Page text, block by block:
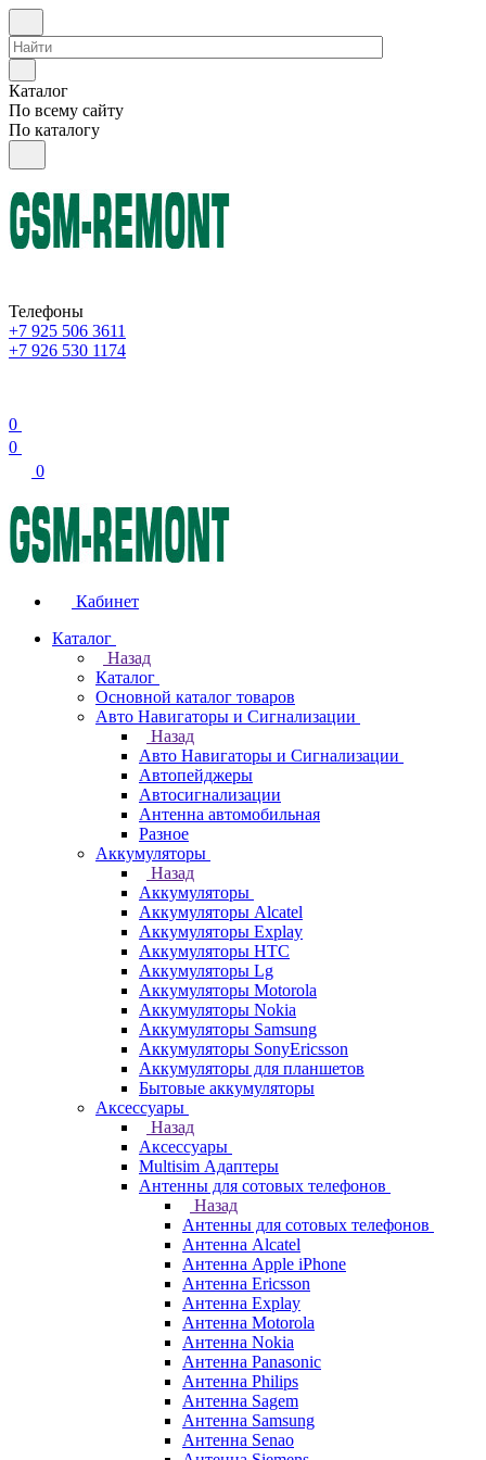
Каталог
По всему сайту
По каталогу
Телефоны
+7 925 506 3611
+7 926 530 1174
0
0
0
Кабинет
Каталог
Назад
Каталог
Основной каталог товаров
Авто Навигаторы и Сигнализации
Назад
Авто Навигаторы и Сигнализации
Автопейджеры
Автосигнализации
Антенна автомобильная
Разное
Аккумуляторы
Назад
Аккумуляторы
Аккумуляторы Alcatel
Аккумуляторы Explay
Аккумуляторы HTC
Аккумуляторы Lg
Аккумуляторы Motorola
Аккумуляторы Nokia
Аккумуляторы Samsung
Аккумуляторы SonyEricsson
Аккумуляторы для планшетов
Бытовые аккумуляторы
Аксессуары
Назад
Аксессуары
Multisim Адаптеры
Антенны для сотовых телефонов
Назад
Антенны для сотовых телефонов
Антенна Alcatel
Антенна Apple iPhone
Антенна Ericsson
Антенна Explay
Антенна Motorola
Антенна Nokia
Антенна Panasonic
Антенна Philips
Антенна Sagem
Антенна Samsung
Антенна Senao